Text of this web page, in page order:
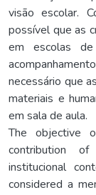
visão escolar.
possível que as
em escolas
necessário que
materiais e
em sala de aula.
The objective
contribution
institucional
considered a